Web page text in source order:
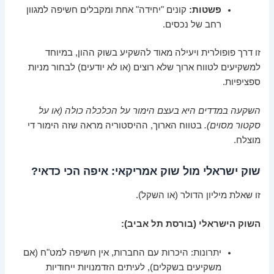
פשטות: קונים "יחידה" אחת ומקבלים חשיפה למגוון
רחב של נכסים.
זו דרך פופולרית ויעילה מאוד להשקיע בשוק ההון, במיוחד
למשקיעים לטווח ארוך שלא רוצים (או לא יודעים) לבחור מניות
ספציפיות.
השקעה במדדים היא בעצם הימור על הכלכלה כולה (או על
סקטור מסוים). בטווח הארוך, ההיסטוריה מראה שזה הימור די
מוצלח.
שוק ישראלי מול שוק אמריקאי: איפה הכי כדאי?
זו שאלת מיליון הדולר (או השקל).
השוק הישראלי (בורסת תל אביב):
יתרונות: היכרות עם החברות, אין חשיפה למט"ח (אם
משקיעים בשקלים), לעיתים הזדמנויות ייחודיות